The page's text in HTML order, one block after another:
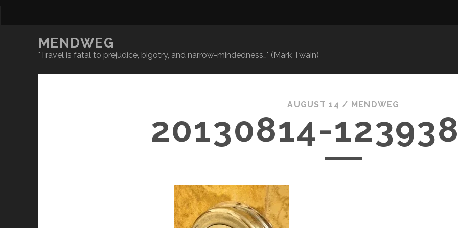
MENDWEG
"Travel is fatal to prejudice, bigotry, and narrow-mindedness…" (Mark Twain)
AUGUST 14 / MENDWEG
20130814-